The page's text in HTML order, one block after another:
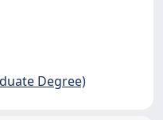
Degree)